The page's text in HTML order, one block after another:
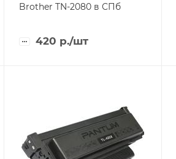
Brother TN-2080 в СПб
420 р./шт